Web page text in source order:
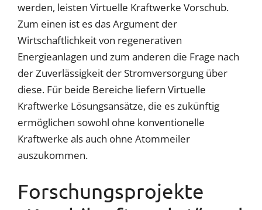
werden, leisten Virtuelle Kraftwerke Vorschub.
Zum einen ist es das Argument der
Wirtschaftlichkeit von regenerativen
Energieanlagen und zum anderen die Frage nach
der Zuverlässigkeit der Stromversorgung über
diese. Für beide Bereiche liefern Virtuelle
Kraftwerke Lösungsansätze, die es zukünftig
ermöglichen sowohl ohne konventionelle
Kraftwerke als auch ohne Atommeiler
auszukommen.
Forschungsprojekte